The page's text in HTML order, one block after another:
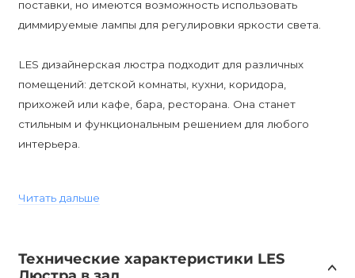
поставки, но имеются возможность использовать
диммируемые лампы для регулировки яркости света.
LES дизайнерская люстра подходит для различных
помещений: детской комнаты, кухни, коридора,
прихожей или кафе, бара, ресторана. Она станет
стильным и функциональным решением для любого
интерьера.
Степень защиты IP20 обеспечивает ее надежность и
Читать дальше
Технические характеристики LES